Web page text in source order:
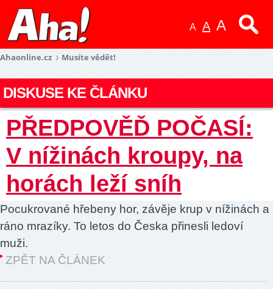
A A A
Ahaonline.cz Musíte vědět!
DISKUSE KE ČLÁNKU
PŘEDPOVĚĎ POČASÍ:
V nížinách kroupy, na
horách leží sníh
Pocukrované hřebeny hor, závěje krup v nížinách a
ráno mrazíky. To letos do Česka přinesli ledoví
muži.
ZPĚT NA ČLÁNEK